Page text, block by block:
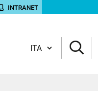
INTRANET
Cambia lingua